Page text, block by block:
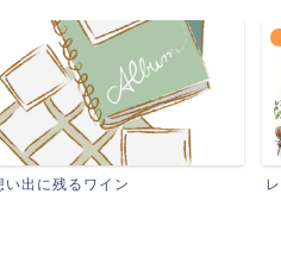
ワインを美味しく飲めるレストランなど
レストランなど